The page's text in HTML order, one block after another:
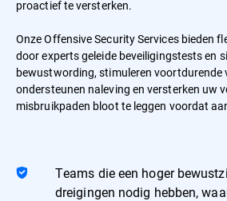
proactief te versterken.
Onze Offensive Security Services bieden
door experts geleide beveiligingstests en
bewustwording, stimuleren voortdurende
ondersteunen naleving en versterken uw
misbruikpaden bloot te leggen voordat
Teams die een hoger
dreigingen nodig hebben,